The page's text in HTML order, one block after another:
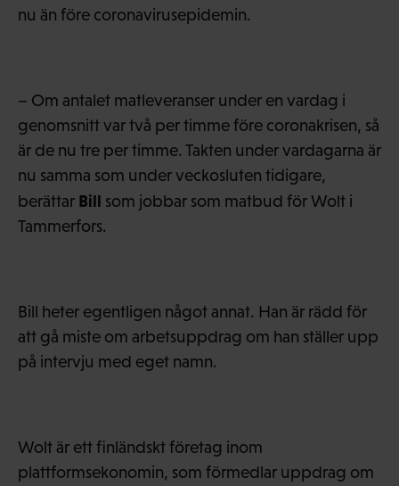
nu än före coronavirusepidemin.
– Om antalet matleveranser under en vardag i
genomsnitt var två per timme före coronakrisen, så
är de nu tre per timme. Takten under vardagarna är
nu samma som under veckosluten tidigare,
berättar Bill som jobbar som matbud för Wolt i
Tammerfors.
Bill heter egentligen något annat. Han är rädd för
att gå miste om arbetsuppdrag om han ställer upp
på intervju med eget namn.
Wolt är ett finländskt företag inom
plattformsekonomin, som förmedlar uppdrag om